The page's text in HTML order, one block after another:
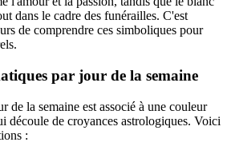
dans le cadre des funérailles. C'est
de comprendre ces simboliques pour
par jour de la semaine
de la semaine est associé à une couleur
découle de croyances astrologiques. Voici
: